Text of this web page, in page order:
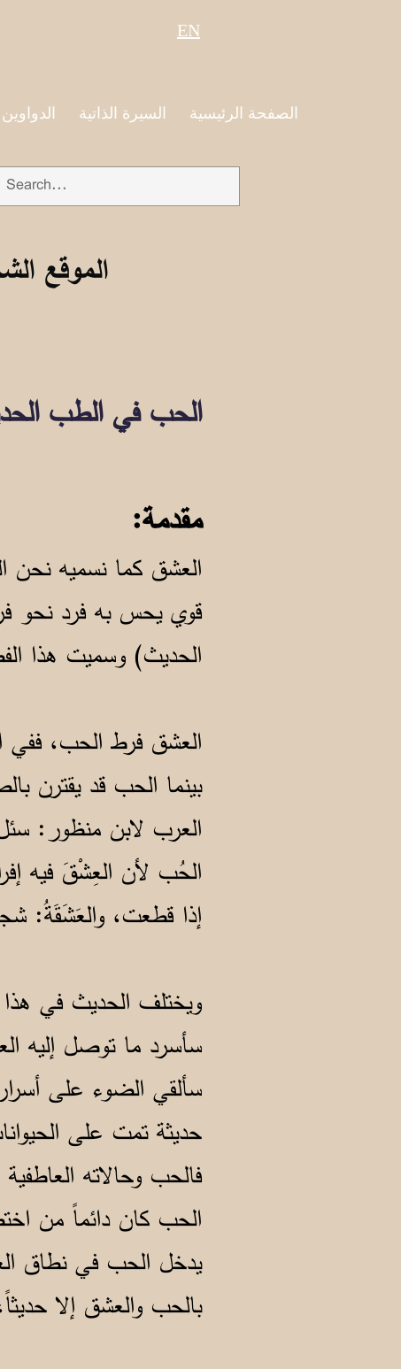
EN
الصفحة الرئيسية السيرة الذاتية الدواوين
الموقع
الحب في الطب
مقدمة:
العشق كما نسميه نحن
قوي يحس به فرد نحو
الحديث) وسميت هذا
العشق فرط الحب، ففي
بينما الحب قد يقترن
العرب لابن منظور:
الحُب لأن العِشْقَ فيه
إذا قطعت، والعَشَقَةُ:
ويختلف الحديث في
سأسرد ما توصل إليه
سألقي الضوء على
حديثة تمت على
فالحب وحالاته
الحب كان دائماً من
يدخل الحب في نطاق
بالحب والعشق إلا